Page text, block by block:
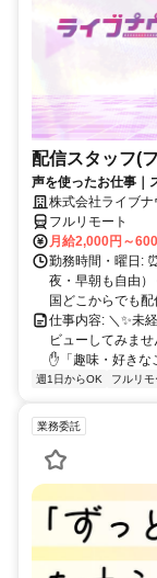
配信スタッフ(
声を使ったお仕事｜
～OK♪
株式会社ライブナ
フルリモート
月給2,000円～
勤務時間・曜日:
夜・早朝も自由
国どこからでも
仕事内容: ＼✨未
ビューしてみま
✋「趣味・好き
週1日からOK フルリモ
業務委託